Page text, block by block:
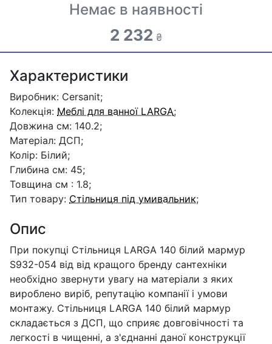
Немає в наявності
2 232 ₴
Характеристики
Виробник: Cersanit;
Колекція: Меблі для ванної LARGA;
Довжина см: 140.2;
Матеріал: ДСП;
Колір: Білий;
Глибина см: 45;
Товщина см : 1.8;
Тип товару: Стільниця під умивальник;
Опис
При покупці Стільниця LARGA 140 білий мармур
S932-054 від від кращого бренду сантехніки
необхідно звернути увагу на матеріали з яких
вироблено виріб, репутацію компанії і умови
монтажу. Стільниця LARGA 140 білий мармур
складається з ДСП, що сприяє довговічності та
легкості в чищенні, а з'єднанні даної конструкції